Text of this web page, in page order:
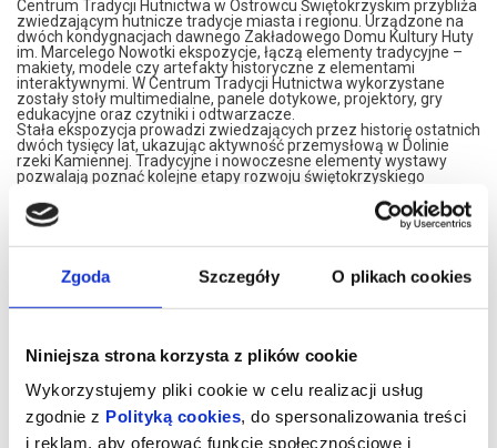
Zgoda Szczegóły O plikach cookies
Niniejsza strona korzysta z plików cookie
Wykorzystujemy pliki cookie w celu realizacji usług
zgodnie z Polityką cookies, do spersonalizowania treści
i reklam, aby oferować funkcje społecznościowe i
Centrum Tradycji Hutnictwa w Ostrowcu Świętokrzyskim przybliża
zwiedzającym hutnicze tradycje miasta i regionu. Urządzone na
dwóch kondygnacjach dawnego Zakładowego Domu Kultury Huty
im. Marcelego Nowotki ekspozycje, łączą elementy tradycyjne –
makiety, modele czy artefakty historyczne z elementami
interaktywnymi. W Centrum Tradycji Hutnictwa wykorzystane
zostały stoły multimedialne, panele dotykowe, projektory, gry
edukacyjne oraz czytniki i odtwarzacze.
Stała ekspozycja prowadzi zwiedzających przez historię ostatnich
dwóch tysięcy lat, ukazując aktywność przemysłową w Dolinie
rzeki Kamiennej. Tradycyjne i nowoczesne elementy wystawy
pozwalają poznać kolejne etapy rozwoju świętokrzyskiego
wykonywania interaktywnych zadań.
Centrum Tradycji Hutnictwa, to także prezentacja czterech
kultury, sportu i gospodarki.
Wizyta w Centrum Tradycji Hutnictwa to przygoda, która na długo
Zapraszamy na niesamowitą podróż przez Cywilizację Żelaza nad
Kamienną!
CTH mieści się na drugim piętrze budynku przy Alei 3 Maja 6. Bilety
można nabycia w recepcji OBK (poniedziałek – piątek w godz. 8.00
– 15.00), kasie kina Etiuda przy ul. Siennieńskiej 54 (wtorek –
niedziela, kasa czynna na godzinę przed pierwszym seansem w